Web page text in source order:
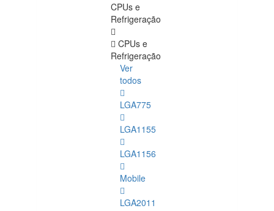
CPUs e
Refrigeração
CPUs e
Refrigeração
Ver
todos
LGA775
LGA1155
LGA1156
Mobile
LGA2011